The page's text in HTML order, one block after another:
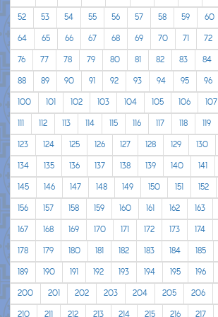
52
53 54 55 56 57 58 59 60
64
65 66 67 68 69 70 71 72
76
77 78 79 80 81 82 83 84
88
89 90 91 92 93 94 95 96
100
101 102 103 104 105 106 107
111
112 113 114 115 116 117 118 119
123
124 125 126 127 128 129 130
134
135 136 137 138 139 140 141
145
146 147 148 149 150 151 152
156
157 158 159 160 161 162 163
167
168 169 170 171 172 173 174
178
179 180 181 182 183 184 185
189
190 191 192 193 194 195 196
200
201 202 203 204 205 206
210
211 212 213 214 215 216 217